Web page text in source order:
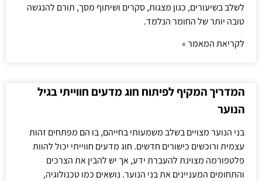
לשלב בשיעורים, כגון מצגות, סקרים ושיתוף מסך, תורם להנגשה
טובה יותר של החומר הנלמד.
לקריאת המאמר »
המדריך המקיף לפיתוח חוג מדעים חווייתי בגיל
הנוער
בני הנוער מצויים בשלב משמעותי בחייהם, בו הם מפתחים זהות
עצמית ורוכשים כישורים חדשים. חוג מדעים חווייתי יכול להוות
פלטפורמה מצוינת להעברת ידע, אך יש להבין את הצרכים
והתחומים המעניינים את בני הנוער. נושאים כמו טכנולוגיה,